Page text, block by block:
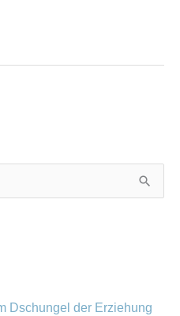
Dschungel der Erziehung